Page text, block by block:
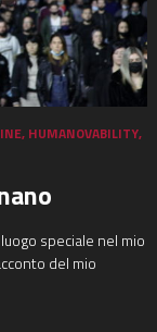
, HUMANOVABILITY,
speciale nel mio
del mio